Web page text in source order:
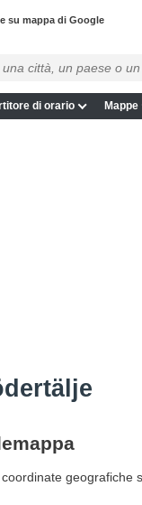
su mappa di Google
di orario Mappe
geografiche